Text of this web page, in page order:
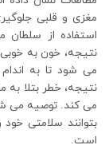
مغزی و قلبی
استفاده از
نتیجه، خون به
می شود تا به
نتیجه، خطر بتلا
می کند. توصیه می
بتوانند سلامتی
است.